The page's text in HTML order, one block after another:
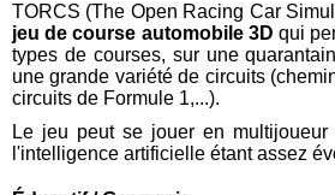
TORCS (The Open Racing Car
jeu de course automobile 3D qui
types de courses, sur une
une grande variété de circuits
circuits de Formule 1,...).
Le jeu peut se jouer en multijoueur
l'intelligence artificielle étant assez